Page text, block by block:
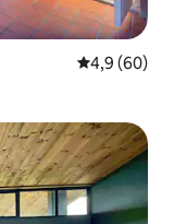
Prosječna
4,9 (60)
gosti”